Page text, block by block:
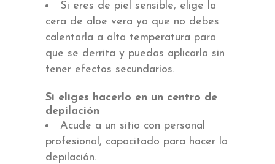
Si eres de piel sensible, elige la
cera de aloe vera ya que no debes
calentarla a alta temperatura para
que se derrita y puedas aplicarla sin
tener efectos secundarios.
Si eliges hacerlo en un centro de
depilación
Acude a un sitio con personal
profesional, capacitado para hacer la
depilación.